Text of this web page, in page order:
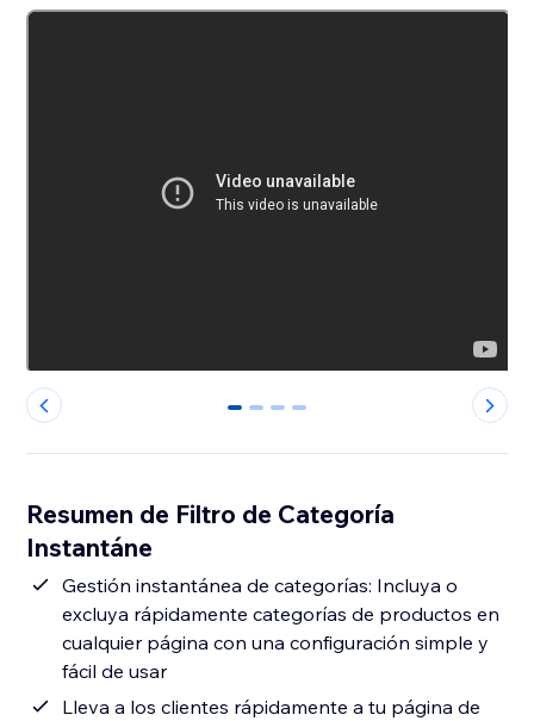
0 1 2 3
Resumen de Filtro de Categoría
Instantáne
Gestión instantánea de categorías: Incluya o
excluya rápidamente categorías de productos en
cualquier página con una configuración simple y
fácil de usar
Lleva a los clientes rápidamente a tu página de